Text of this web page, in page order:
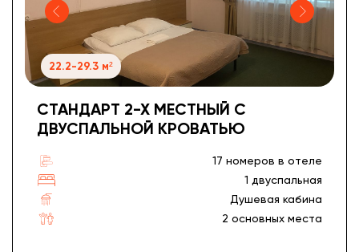
22.2-29.3 м²
СТАНДАРТ 2-Х МЕСТНЫЙ С
ДВУСПАЛЬНОЙ КРОВАТЬЮ
17 номеров в отеле
1 двуспальная
Душевая кабина
2 основных места